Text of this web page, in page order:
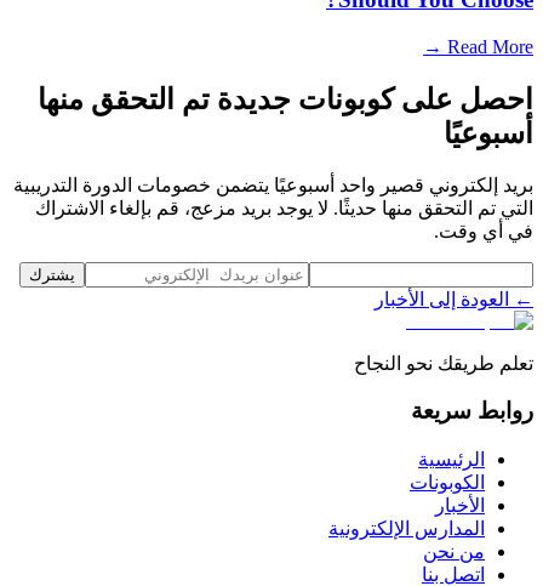
Read More →
احصل على كوبونات جديدة تم التحقق منها
أسبوعيًا
بريد إلكتروني قصير واحد أسبوعيًا يتضمن خصومات الدورة التدريبية
التي تم التحقق منها حديثًا. لا يوجد بريد مزعج، قم بإلغاء الاشتراك
في أي وقت.
يشترك
← العودة إلى الأخبار
تعلم طريقك نحو النجاح
روابط سريعة
الرئيسية
الكوبونات
الأخبار
المدارس الإلكترونية
من نحن
اتصل بنا